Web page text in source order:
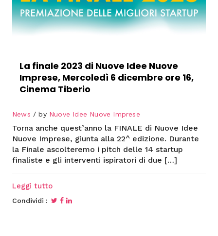
La finale 2023 di Nuove Idee Nuove
Imprese, Mercoledì 6 dicembre ore 16,
Cinema Tiberio
News by Nuove Idee Nuove Imprese
Torna anche quest’anno la FINALE di Nuove Idee
Nuove Imprese, giunta alla 22^ edizione. Durante
la Finale ascolteremo i pitch delle 14 startup
finaliste e gli interventi ispiratori di due […]
Leggi tutto
Condividi